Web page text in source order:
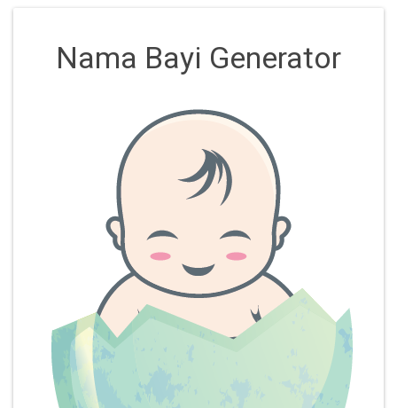
Nama Bayi Generator